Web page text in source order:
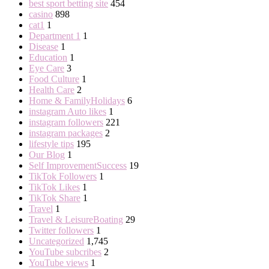
best sport betting site 454
casino 898
cat1 1
Department 1 1
Disease 1
Education 1
Eye Care 3
Food Culture 1
Health Care 2
Home & FamilyHolidays 6
instagram Auto likes 1
instagram followers 221
instagram packages 2
lifestyle tips 195
Our Blog 1
Self ImprovementSuccess 19
TikTok Followers 1
TikTok Likes 1
TikTok Share 1
Travel 1
Travel & LeisureBoating 29
Twitter followers 1
Uncategorized 1,745
YouTube subcribes 2
YouTube views 1